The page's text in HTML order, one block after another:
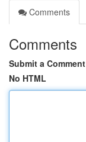
Comments
Comments
Submit a Comment
No HTML